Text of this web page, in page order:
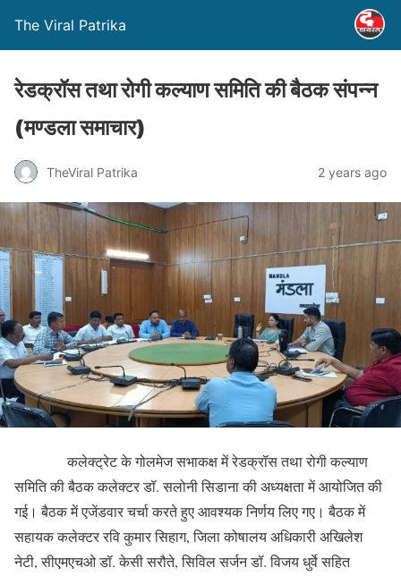
The Viral Patrika
रेडक्रॉस तथा रोगी कल्याण समिति की बैठक संपन्न
(मण्‍डला समाचार)
TheViral Patrika 2 years ago
कलेक्ट्रेट के गोलमेज सभाकक्ष में रेडक्रॉस तथा रोगी कल्याण
समिति की बैठक कलेक्टर डॉ. सलोनी सिडाना की अध्यक्षता में आयोजित की
गई। बैठक में एजेंडवार चर्चा करते हुए आवश्यक निर्णय लिए गए। बैठक में
सहायक कलेक्टर रवि कुमार सिहाग, जिला कोषालय अधिकारी अखिलेश
नेटी, सीएमएचओ डॉ. केसी सरौते, सिविल सर्जन डॉ. विजय धुर्वे सहित